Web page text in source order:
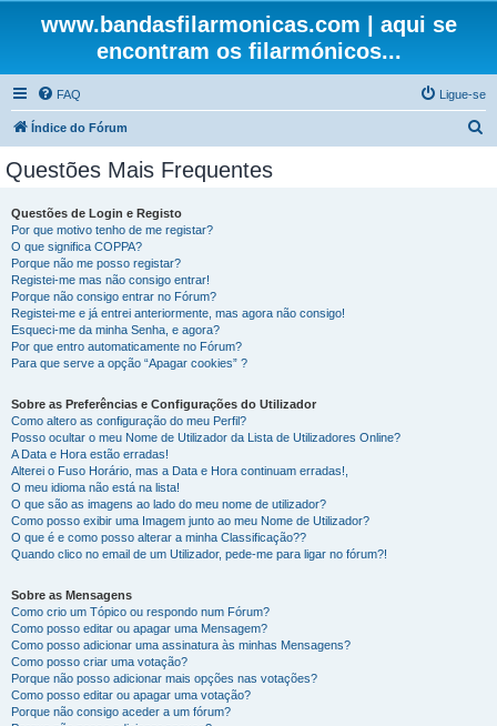
www.bandasfilarmonicas.com | aqui se
encontram os filarmónicos...
FAQ Ligue-se
Índice do Fórum
Questões Mais Frequentes
Questões de Login e Registo
Por que motivo tenho de me registar?
O que significa COPPA?
Porque não me posso registar?
Registei-me mas não consigo entrar!
Porque não consigo entrar no Fórum?
Registei-me e já entrei anteriormente, mas agora não consigo!
Esqueci-me da minha Senha, e agora?
Por que entro automaticamente no Fórum?
Para que serve a opção “Apagar cookies” ?
Sobre as Preferências e Configurações do Utilizador
Como altero as configuração do meu Perfil?
Posso ocultar o meu Nome de Utilizador da Lista de Utilizadores Online?
A Data e Hora estão erradas!
Alterei o Fuso Horário, mas a Data e Hora continuam erradas!,
O meu idioma não está na lista!
O que são as imagens ao lado do meu nome de utilizador?
Como posso exibir uma Imagem junto ao meu Nome de Utilizador?
O que é e como posso alterar a minha Classificação??
Quando clico no email de um Utilizador, pede-me para ligar no fórum?!
Sobre as Mensagens
Como crio um Tópico ou respondo num Fórum?
Como posso editar ou apagar uma Mensagem?
Como posso adicionar uma assinatura às minhas Mensagens?
Como posso criar uma votação?
Porque não posso adicionar mais opções nas votações?
Como posso editar ou apagar uma votação?
Porque não consigo aceder a um fórum?